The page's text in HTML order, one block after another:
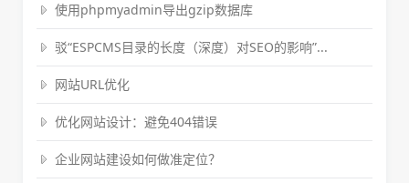
使用phpmyadmin导出gzip数据库
驳“ESPCMS目录的长度（深度）对SEO的影响”...
网站URL优化
优化网站设计：避免404错误
企业网站建设如何做准定位？